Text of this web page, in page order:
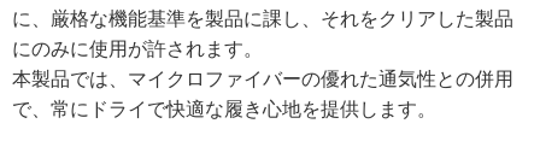
に、厳格な機能基準を製品に課し、それをクリアした製品
にのみに使用が許されます。
本製品では、マイクロファイバーの優れた通気性との併用
で、常にドライで快適な履き心地を提供します。